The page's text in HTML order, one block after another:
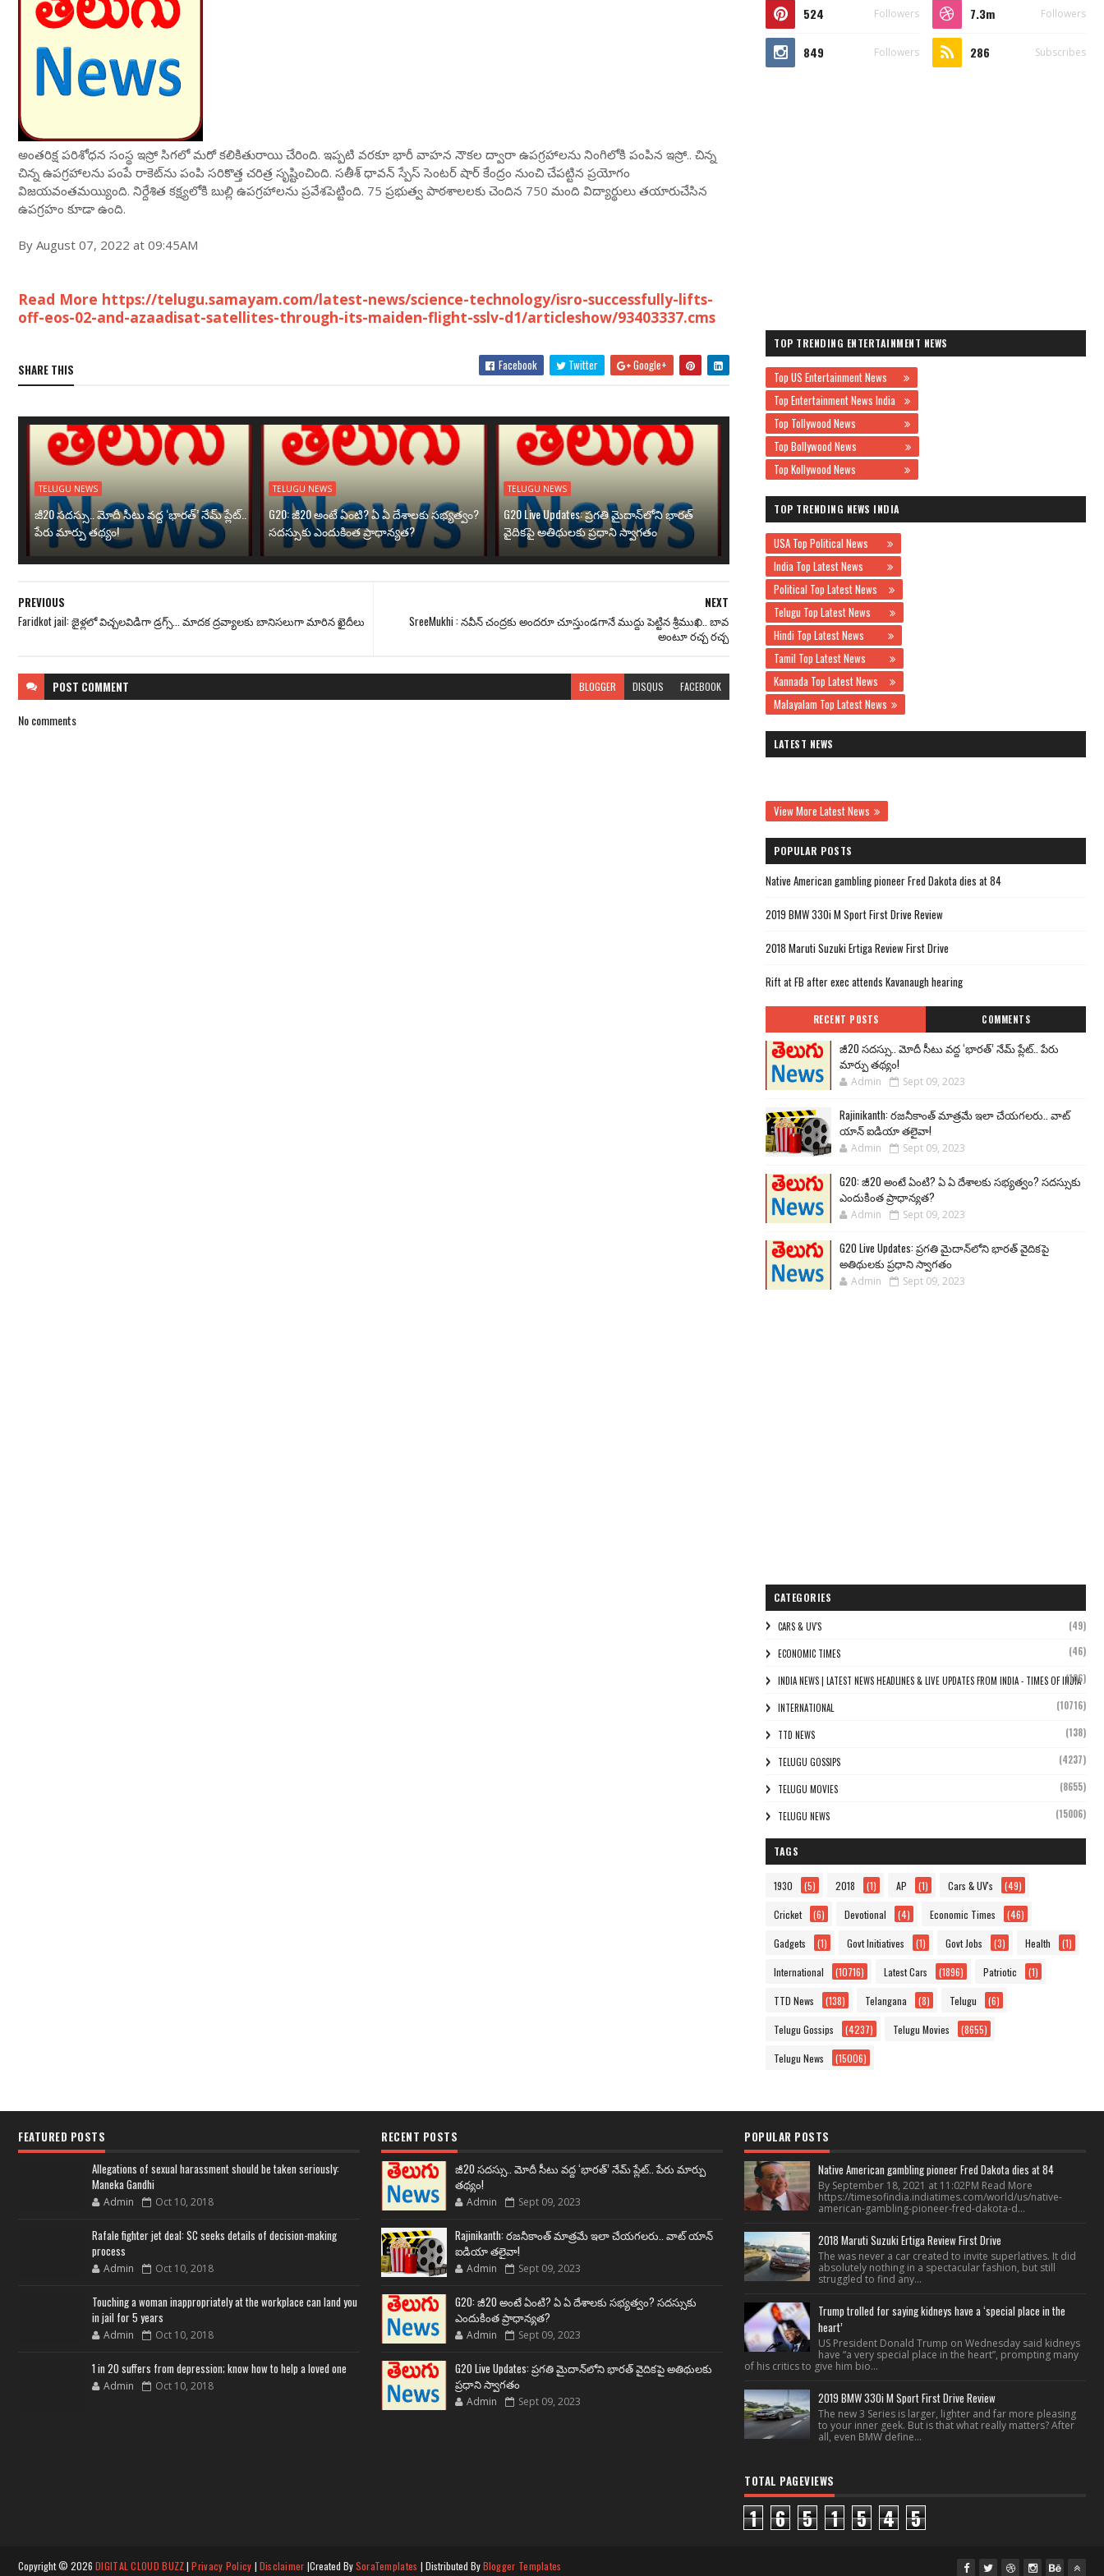
అంతరిక్ష పరిశోధన సంస్థ ఇస్రో సిగలో మరో కలికితురాయి చేరింది. ఇప్పటి వరకూ భారీ వాహన నౌకల ద్వారా ఉపగ్రహాలను నింగిలోకి పంపిన ఇస్రో.. చిన్న
చిన్న ఉపగ్రహాలను పంపే రాకెట్‌ను పంపి సరికొత్త చరిత్ర సృష్టించింది. సతీశ్‌ ధావన్‌ స్పేస్‌ సెంటర్‌ షార్‌ కేంద్రం నుంచి చేపట్టిన ప్రయోగం
విజయవంతమయ్యింది. నిర్దేశిత కక్ష్యలోకి బుల్లి ఉపగ్రహాలను ప్రవేశపెట్టింది. 75 ప్రభుత్వ పాఠశాలలకు చెందిన 750 మంది విద్యార్థులు తయారుచేసిన
ఉపగ్రహం కూడా ఉంది.
By August 07, 2022 at 09:45AM
Read More https://telugu.samayam.com/latest-news/science-technology/isro-successfully-lifts-
off-eos-02-and-azaadisat-satellites-through-its-maiden-flight-sslv-d1/articleshow/93403337.cms
SHARE THIS Facebook Twitter Google+
TELUGU NEWS
జీ20 సదస్సు.. మోదీ సీటు వద్ద ‘భారత్’ నేమ్ ప్లేట్‌..
పేరు మార్పు తథ్యం!
TELUGU NEWS
G20: జీ20 అంటే ఏంటి? ఏ ఏ దేశాలకు సభ్యత్వం?
సదస్సుకు ఎందుకింత ప్రాధాన్యత?
TELUGU NEWS
G20 Live Updates: ప్రగతి మైదాన్‌లోని భారత్
వైదికపై అతిథులకు ప్రధాని స్వాగతం
NEXT
SreeMukhi : నవీన్ చంద్రకు అందరూ చూస్తుండగానే ముద్దు పెట్టిన శ్రీముఖి.. బావ
అంటూ రచ్చ రచ్చ
PREVIOUS
Faridkot jail: జైళ్లలో విచ్చలవిడిగా డ్రగ్స్... మాదక ద్రవ్యాలకు బానిసలుగా మారిన ఖైదీలు
POST COMMENT BLOGGER DISQUS FACEBOOK
No comments
524 Followers 7.3m Followers
849 Followers 286 Subscribes
TOP TRENDING ENTERTAINMENT NEWS
Top US Entertainment News
Top Entertainment News India
Top Tollywood News
Top Bollywood News
Top Kollywood News
TOP TRENDING NEWS INDIA
USA Top Political News
India Top Latest News
Political Top Latest News
Telugu Top Latest News
Hindi Top Latest News
Tamil Top Latest News
Kannada Top Latest News
Malayalam Top Latest News
LATEST NEWS
View More Latest News
POPULAR POSTS
Native American gambling pioneer Fred Dakota dies at 84
2019 BMW 330i M Sport First Drive Review
2018 Maruti Suzuki Ertiga Review First Drive
Rift at FB after exec attends Kavanaugh hearing
RECENT POSTS COMMENTS
జీ20 సదస్సు.. మోదీ సీటు వద్ద ‘భారత్’ నేమ్ ప్లేట్‌.. పేరు
మార్పు తథ్యం!
Admin Sept 09, 2023
Rajinikanth: రజనీకాంత్ మాత్రమే ఇలా చేయగలరు.. వాట్
యాన్ ఐడియా తలైవా!
Admin Sept 09, 2023
G20: జీ20 అంటే ఏంటి? ఏ ఏ దేశాలకు సభ్యత్వం? సదస్సుకు
ఎందుకింత ప్రాధాన్యత?
Admin Sept 09, 2023
G20 Live Updates: ప్రగతి మైదాన్‌లోని భారత్ వైదికపై
అతిథులకు ప్రధాని స్వాగతం
Admin Sept 09, 2023
CATEGORIES
CARS & UV'S (49)
ECONOMIC TIMES (46)
INDIA NEWS | LATEST NEWS HEADLINES & LIVE UPDATES FROM INDIA - TIMES OF INDIA
(106)
INTERNATIONAL (10716)
TTD NEWS (138)
TELUGU GOSSIPS (4237)
TELUGU MOVIES (8655)
TELUGU NEWS (15006)
TAGS
1930 (5) 2018 (1) AP (1) Cars & UV's (49)
Cricket (6) Devotional (4) Economic Times (46)
Gadgets (1) Govt Initiatives (1) Govt Jobs (3) Health (1)
International (10716) Latest Cars (1896) Patriotic (1)
TTD News (138) Telangana (8) Telugu (6)
Telugu Gossips (4237) Telugu Movies (8655)
Telugu News (15006)
FEATURED POSTS
Allegations of sexual harassment should be taken seriously:
Maneka Gandhi
Admin Oct 10, 2018
Rafale fighter jet deal: SC seeks details of decision-making
process
Admin Oct 10, 2018
Touching a woman inappropriately at the workplace can land you
in jail for 5 years
Admin Oct 10, 2018
1 in 20 suffers from depression; know how to help a loved one
Admin Oct 10, 2018
RECENT POSTS
జీ20 సదస్సు.. మోదీ సీటు వద్ద ‘భారత్’ నేమ్ ప్లేట్‌.. పేరు మార్పు
తథ్యం!
Admin Sept 09, 2023
Rajinikanth: రజనీకాంత్ మాత్రమే ఇలా చేయగలరు.. వాట్ యాన్
ఐడియా తలైవా!
Admin Sept 09, 2023
G20: జీ20 అంటే ఏంటి? ఏ ఏ దేశాలకు సభ్యత్వం? సదస్సుకు
ఎందుకింత ప్రాధాన్యత?
Admin Sept 09, 2023
G20 Live Updates: ప్రగతి మైదాన్‌లోని భారత్ వైదికపై అతిథులకు
ప్రధాని స్వాగతం
Admin Sept 09, 2023
POPULAR POSTS
Native American gambling pioneer Fred Dakota dies at 84
By September 18, 2021 at 11:02PM Read More
https://timesofindia.indiatimes.com/world/us/native-
american-gambling-pioneer-fred-dakota-d...
2018 Maruti Suzuki Ertiga Review First Drive
The was never a car created to invite superlatives. It did
absolutely nothing in a spectacular fashion, but still
struggled to find any...
Trump trolled for saying kidneys have a ‘special place in the
heart’
US President Donald Trump on Wednesday said kidneys
have “a very special place in the heart”, prompting many
of his critics to give him bio...
2019 BMW 330i M Sport First Drive Review
The new 3 Series is larger, lighter and far more pleasing
to your inner geek. But is that what really matters? After
all, even BMW define...
TOTAL PAGEVIEWS
1 6 5 1 5 4 5
Copyright © 2026 DIGITAL CLOUD BUZZ|Privacy Policy | Disclaimer |Created BySoraTemplates | Distributed ByBlogger Templates